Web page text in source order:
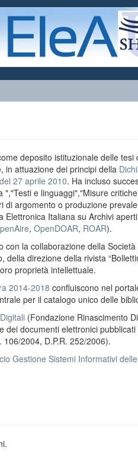
deposito istituzionale delle tesi
in attuazione dei principi della
27 aprile 2010. Ha incluso
e linguaggi","Misure
argomento o produzione
Italiana su Archivi
, OpenDOAR, ROAR).
con la collaborazione della
della direzione della rivista
proprietà intellettuale.
2014-2018 confluiscono nel
per il catalogo unico delle
(Fondazione Rinascimento
documenti elettronici
2004, D.P.R. 252/2006).
Gestione Sistemi Informativi